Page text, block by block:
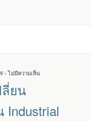
-ไม่มีความเห็น
บาท
ยน
Industrial